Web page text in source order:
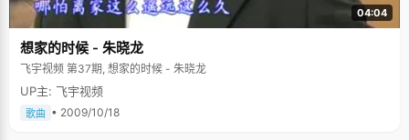
04:04
想家的时候 - 朱晓龙
飞宇视频 第37期, 想家的时候 - 朱晓龙
UP主: 飞宇视频
歌曲 • 2009/10/18